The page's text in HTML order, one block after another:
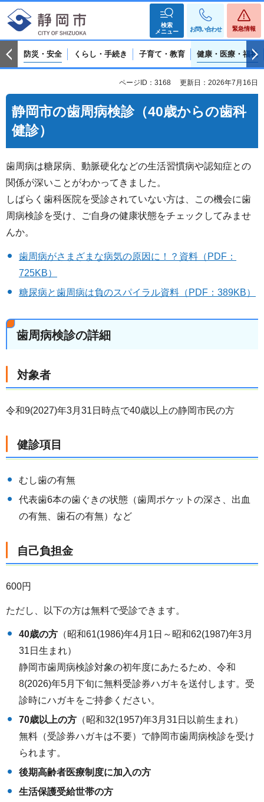
検索
メニュー
お問い合わせ 緊急情報
防災・安全 くらし・手続き 子育て・教育 健康・医療・福祉
ページID：3168 更新日：2026年7月16日
静岡市の歯周病検診（40歳からの歯科
健診）
歯周病は糖尿病、動脈硬化などの生活習慣病や認知症との
関係が深いことがわかってきました。
しばらく歯科医院を受診されていない方は、この機会に歯
周病検診を受け、ご自身の健康状態をチェックしてみませ
んか。
歯周病がさまざまな病気の原因に！？資料（PDF：
725KB）
糖尿病と歯周病は負のスパイラル資料（PDF：389KB）
歯周病検診の詳細
対象者
令和9(2027)年3月31日時点で40歳以上の静岡市民の方
健診項目
むし歯の有無
代表歯6本の歯ぐきの状態（歯周ポケットの深さ、出血
の有無、歯石の有無）など
自己負担金
600円
ただし、以下の方は無料で受診できます。
40歳の方 （昭和61(1986)年4月1日～昭和62(1987)年3月
31日生まれ）
静岡市歯周病検診対象の初年度にあたるため、令和
8(2026)年5月下旬に無料受診券ハガキを送付します。受
診時にハガキをご持参ください。
70歳以上の方 （昭和32(1957)年3月31日以前生まれ）
無料（受診券ハガキは不要）で静岡市歯周病検診を受け
られます。
後期高齢者医療制度に加入の方
生活保護受給世帯の方